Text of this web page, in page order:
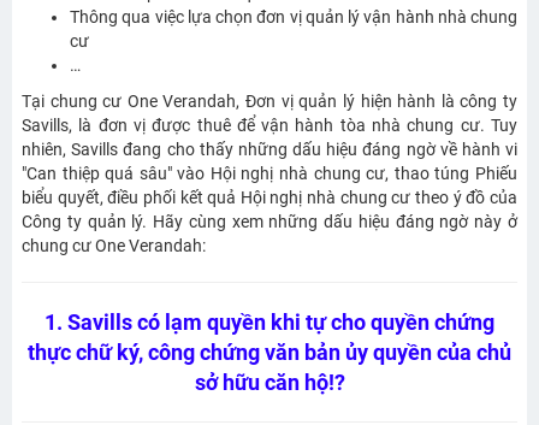
Thông qua việc lựa chọn đơn vị quản lý vận hành nhà chung
cư
…
Tại chung cư One Verandah, Đơn vị quản lý hiện hành là công ty
Savills, là đơn vị được thuê để vận hành tòa nhà chung cư. Tuy
nhiên, Savills đang cho thấy những dấu hiệu đáng ngờ về hành vi
"Can thiệp quá sâu" vào Hội nghị nhà chung cư, thao túng Phiếu
biểu quyết, điều phối kết quả Hội nghị nhà chung cư theo ý đồ của
Công ty quản lý. Hãy cùng xem những dấu hiệu đáng ngờ này ở
chung cư One Verandah:
1. Savills có lạm quyền khi tự cho quyền chứng
thực chữ ký, công chứng văn bản ủy quyền của chủ
sở hữu căn hộ!?